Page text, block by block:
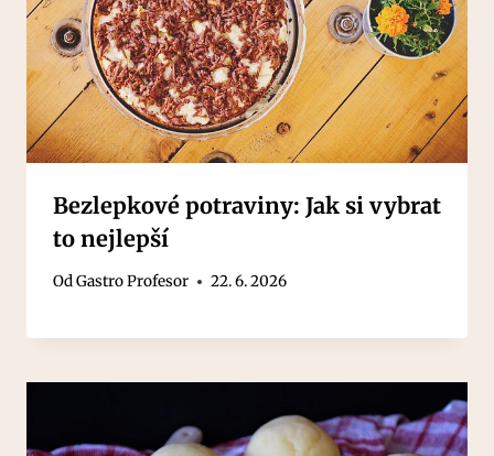
Bezlepkové potraviny: Jak si vybrat
to nejlepší
OdGastro Profesor 22. 6. 2026